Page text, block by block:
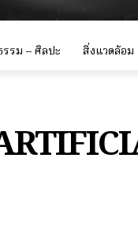
รม – ศิลปะ สิ่งแวดล้อม